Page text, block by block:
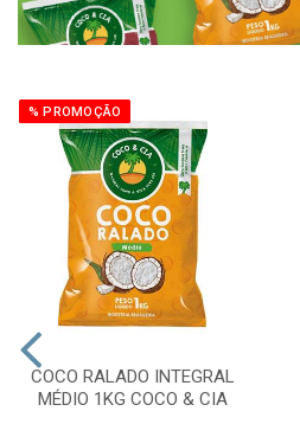
% PROMOÇÃO
COCO RALADO INTEGRAL
MÉDIO 1KG COCO & CIA